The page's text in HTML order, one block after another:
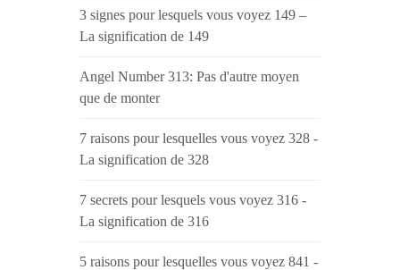
3 signes pour lesquels vous voyez 149 –
La signification de 149
Angel Number 313: Pas d'autre moyen
que de monter
7 raisons pour lesquelles vous voyez 328 -
La signification de 328
7 secrets pour lesquels vous voyez 316 -
La signification de 316
5 raisons pour lesquelles vous voyez 841 -